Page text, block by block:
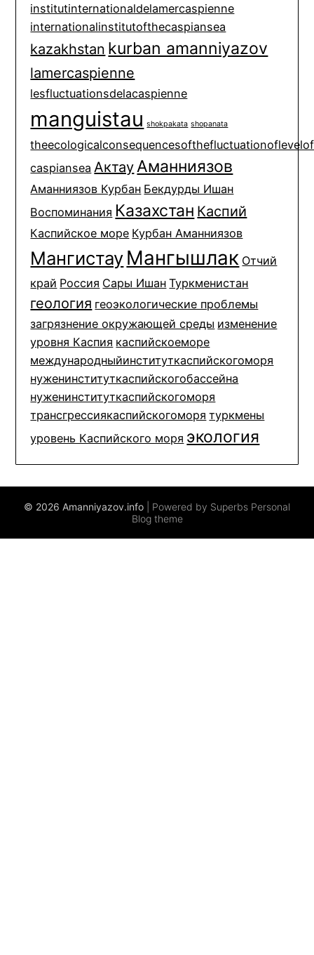
institutinternationaldelamercaspienne
internationalinstitutofthecaspiansea
kazakhstan kurban amanniyazov
lamercaspienne
lesfluctuationsdelacaspienne
manguistau shokpakata shopanata
caspiansea Актау Аманниязов
Аманниязов Курбан Бекдурды Ишан
Воспоминания Казахстан Каспий
Каспийское море Курбан Аманниязов
МангистауМангышлак Отчий
край Россия Сары Ишан Туркменистан
геология геоэкологические проблемы
загрязнение окружающей среды изменение
уровня Каспия каспийскоеморе
международныйинституткаспийскогоморя
нуженинституткаспийскогобассейна
нуженинституткаспийскогоморя
трансгрессиякаспийскогоморя туркмены
уровень Каспийского моря экология
© 2026 Amanniyazov.info | Powered by Superbs Personal
Blog theme